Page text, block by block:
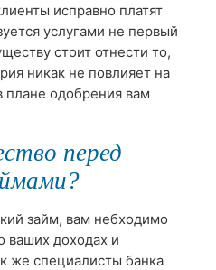
исправно платят
услугами не первый
стоит отнести то,
никак не повлияет на
плане одобрения вам
перед
займ, вам небходимо
ваших доходах и
же специалисты банка